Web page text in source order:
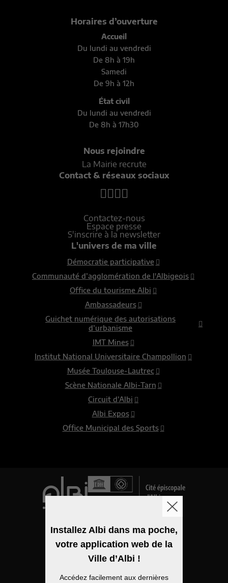
Horaires d’ouverture
Accueil
Du lundi au vendredi
De 8h à 19h
Samedi
De 9h à 12h
État civil
Du lundi au vendredi
De 8h à 17h30
Nous rejoindre
La Mairie recrute
Contact & réseaux sociaux
Contactez-nous
Espace presse
S'inscrire à la newsletter
L'univers de ma ville
Démocratie participative
Communauté d’agglomération de l'Albigeois
Office du tourisme Albi
Ambassadeurs
Guichet numérique des autorisations
d’urbanisme
IMT Mines
Institut National Universitaire Champollion
Musée Toulouse-Lautrec
Scène Nationale Albi-Tarn
Circuit d’Albi
Albi Expos
Office Municipal des Sports
Mentions légales
Installez Albi dans ma poche,
votre application web de la
Ville d’Albi !
Accédez facilement aux dernières